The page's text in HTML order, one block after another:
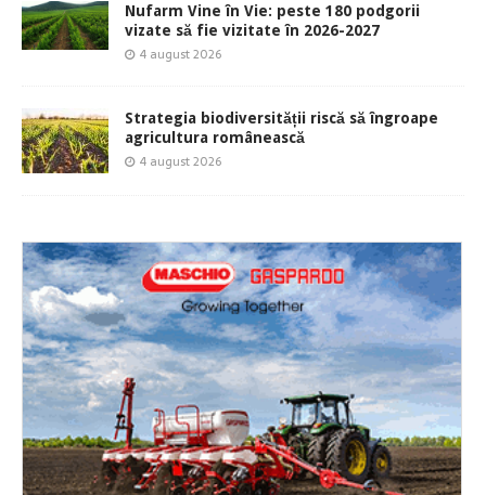
Nufarm Vine în Vie: peste 180 podgorii
vizate să fie vizitate în 2026-2027
4 august 2026
Strategia biodiversității riscă să îngroape
agricultura românească
4 august 2026